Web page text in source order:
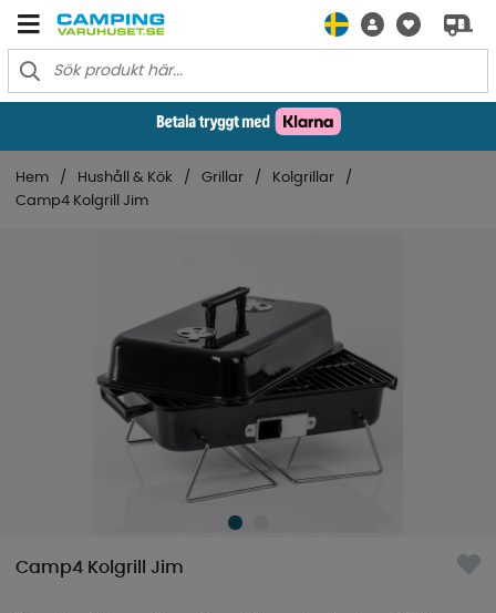
Hem Hushåll & Kök Grillar
Kolgrillar
Camp4 Kolgrill Jim
Camp4 Kolgrill Jim